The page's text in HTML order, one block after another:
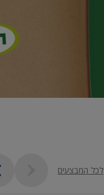
לכל המבצעים